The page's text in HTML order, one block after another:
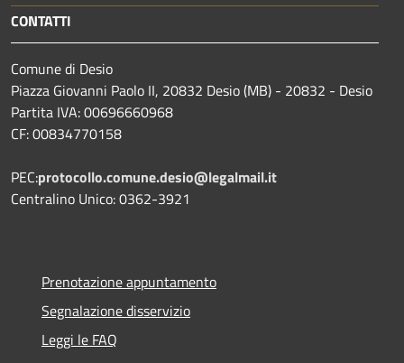
CONTATTI
Comune di Desio
Piazza Giovanni Paolo II, 20832 Desio (MB) - 20832 - Desio
Partita IVA: 00696660968
CF: 00834770158
PEC:protocollo.comune.desio@legalmail.it
Centralino Unico: 0362-3921
Prenotazione appuntamento
Segnalazione disservizio
Leggi le FAQ